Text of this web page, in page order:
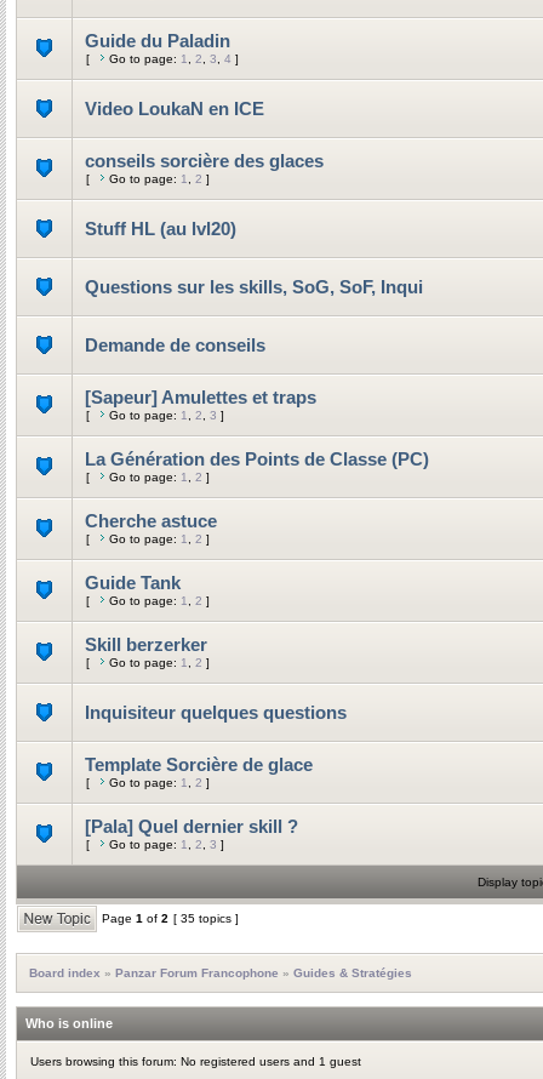
Guide du Paladin
[ Go to page: 1 2 3 4 ]
Video LoukaN en ICE
conseils sorcière des glaces
[ Go to page: 1 2 ]
Stuff HL (au lvl20)
Questions sur les skills, SoG, SoF, Inqui
Demande de conseils
[Sapeur] Amulettes et traps
[ Go to page: 1 2 3 ]
La Génération des Points de Classe (PC)
[ Go to page: 1 2 ]
Cherche astuce
[ Go to page: 1 2 ]
Guide Tank
[ Go to page: 1 2 ]
Skill berzerker
[ Go to page: 1 2 ]
Inquisiteur quelques questions
Template Sorcière de glace
[ Go to page: 1 2 ]
[Pala] Quel dernier skill ?
[ Go to page: 1 2 3 ]
Display
Page 1 of 2 [ 35 topics ]
Board index » Panzar Forum Francophone » Guides & Stratégies
Who is online
Users browsing this forum: No registered users and 1 guest